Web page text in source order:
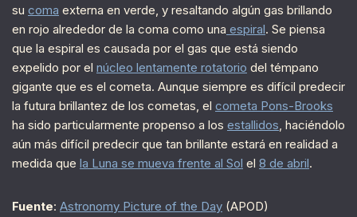
su coma externa en verde, y resaltando algún gas brillando
en rojo alrededor de la coma como una espiral. Se piensa
que la espiral es causada por el gas que está siendo
expelido por el núcleo lentamente rotatorio del témpano
gigante que es el cometa. Aunque siempre es difícil predecir
la futura brillantez de los cometas, el cometa Pons-Brooks
ha sido particularmente propenso a los estallidos, haciéndolo
aún más difícil predecir que tan brillante estará en realidad a
medida que la Luna se mueva frente al Sol el 8 de abril.
Fuente: Astronomy Picture of the Day (APOD)